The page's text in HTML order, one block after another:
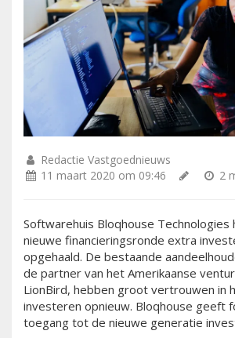
Redactie Vastgoednieuws
11 maart 2020 om 09:46
2
Softwarehuis Bloqhouse Technologies
nieuwe financieringsronde extra
opgehaald. De bestaande
de partner van het Amerikaanse
LionBird, hebben groot vertrouwen in
investeren opnieuw. Bloqhouse geeft
toegang tot de nieuwe generatie